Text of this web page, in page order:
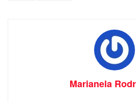
Marianela